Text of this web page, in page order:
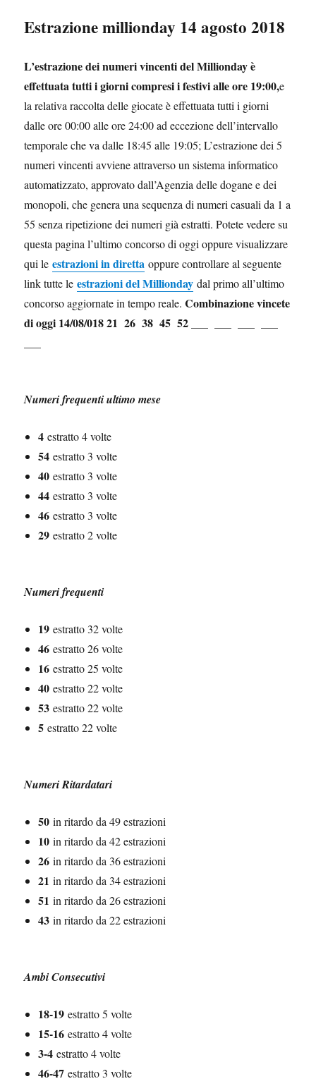
Estrazione millionday 14 agosto 2018
L’estrazione dei numeri vincenti del Millionday è
effettuata tutti i giorni compresi i festivi alle ore 19:00,e
la relativa raccolta delle giocate è effettuata tutti i giorni
dalle ore 00:00 alle ore 24:00 ad eccezione dell’intervallo
temporale che va dalle 18:45 alle 19:05; L’estrazione dei 5
numeri vincenti avviene attraverso un sistema informatico
automatizzato, approvato dall’Agenzia delle dogane e dei
monopoli, che genera una sequenza di numeri casuali da 1 a
55 senza ripetizione dei numeri già estratti. Potete vedere su
questa pagina l’ultimo concorso di oggi oppure visualizzare
qui leestrazioni in diretta oppure controllare al seguente
link tutte leestrazioni del Millionday dal primo all’ultimo
concorso aggiornate in tempo reale.Combinazione vincete
di oggi 14/08/01821 26 38 45 52
Numeri frequenti ultimo mese
4 estratto 4 volte
54 estratto 3 volte
40 estratto 3 volte
44 estratto 3 volte
46 estratto 3 volte
29 estratto 2 volte
Numeri frequenti
19 estratto 32 volte
46 estratto 26 volte
16 estratto 25 volte
40 estratto 22 volte
53 estratto 22 volte
5 estratto 22 volte
Numeri Ritardatari
50 in ritardo da 49 estrazioni
10 in ritardo da 42 estrazioni
26 in ritardo da 36 estrazioni
21 in ritardo da 34 estrazioni
51 in ritardo da 26 estrazioni
43 in ritardo da 22 estrazioni
Ambi Consecutivi
18-19 estratto 5 volte
15-16 estratto 4 volte
3-4 estratto 4 volte
46-47 estratto 3 volte